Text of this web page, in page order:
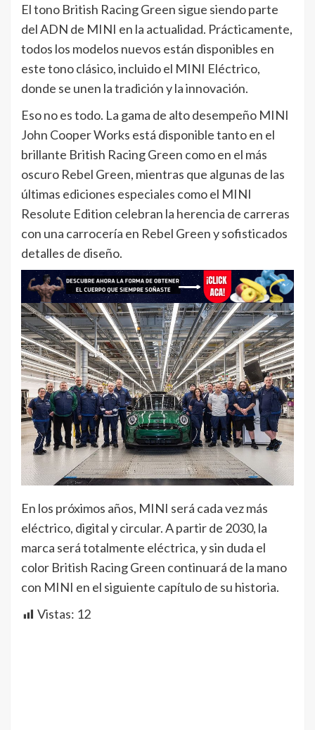
El tono British Racing Green sigue siendo parte
del ADN de MINI en la actualidad. Prácticamente,
todos los modelos nuevos están disponibles en
este tono clásico, incluido el MINI Eléctrico,
donde se unen la tradición y la innovación.
Eso no es todo. La gama de alto desempeño MINI
John Cooper Works está disponible tanto en el
brillante British Racing Green como en el más
oscuro Rebel Green, mientras que algunas de las
últimas ediciones especiales como el MINI
Resolute Edition celebran la herencia de carreras
con una carrocería en Rebel Green y sofisticados
detalles de diseño.
En los próximos años, MINI será cada vez más
eléctrico, digital y circular. A partir de 2030, la
marca será totalmente eléctrica, y sin duda el
color British Racing Green continuará de la mano
con MINI en el siguiente capítulo de su historia.
Vistas: 12